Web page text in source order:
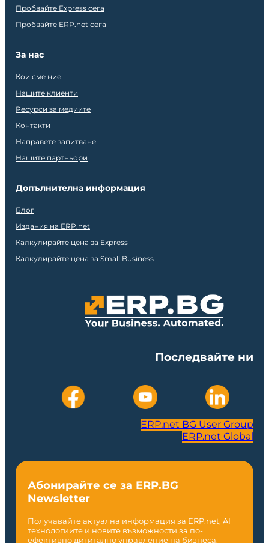
Пробвайте Express сега
Пробвайте ERP.net сега
За нас
Кои сме ние
Нашите клиенти
Ресурси за медиите
Контакти
Направете запитване
Нашите партньори
Допълнителна информация
Блог
Издания на ERP.net
Калкулирайте цена за Express
Калкулирайте цена за Small Business
Последвайте ни
ERP.net BG User Group
ERP.net Global
Абонирайте се за ERP.BG
Newsletter
Получавайте актуална информация за ERP.net, AI
технологиите и новите възможности за по-
ефективно дигитално управление на бизнеса.